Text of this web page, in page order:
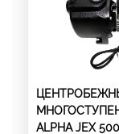
ALPHA JEX 500